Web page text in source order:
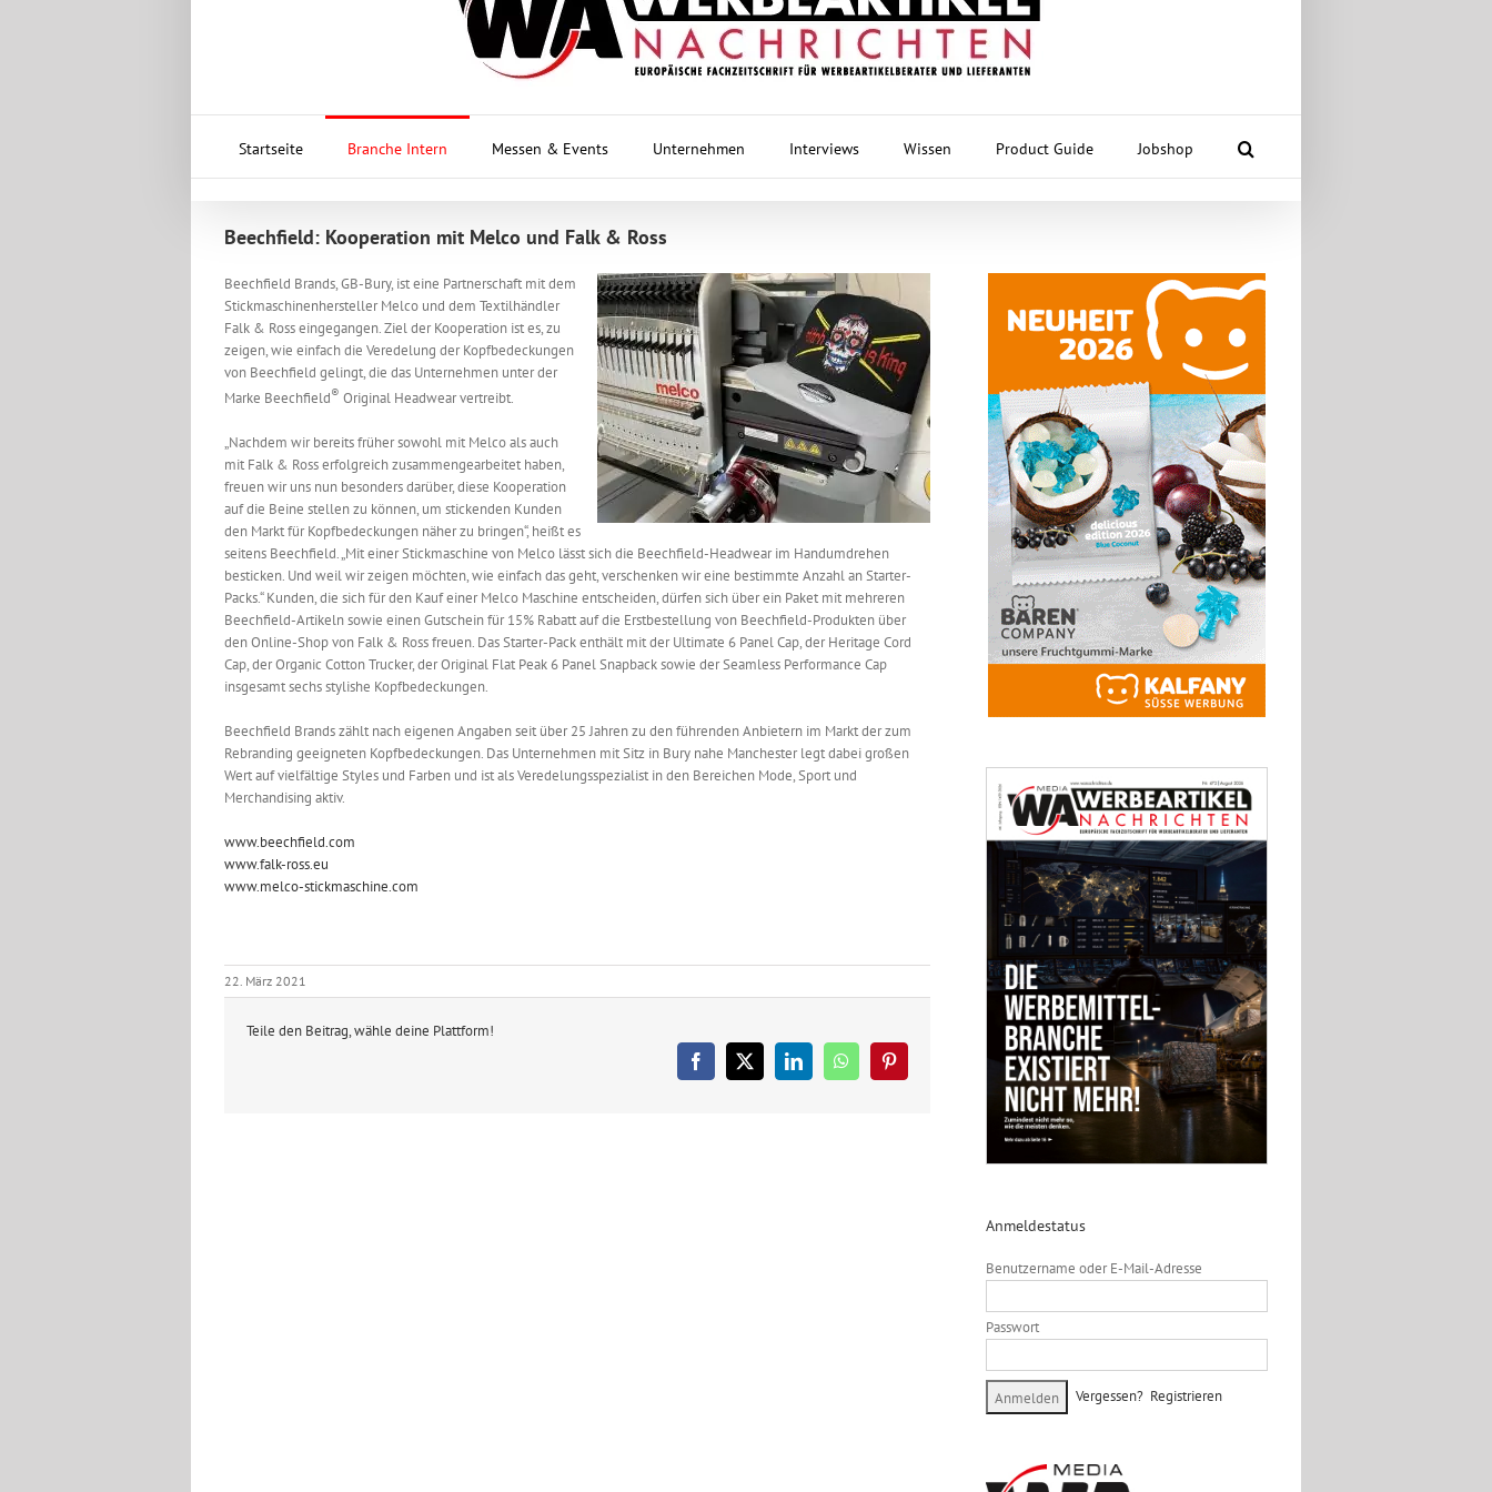
Startseite Branche Intern Messen & Events Unternehmen Interviews Wissen Product Guide Jobshop
Beechfield: Kooperation mit Melco und Falk & Ross
Beechfield Brands, GB-Bury, ist eine Partnerschaft mit dem
Stickmaschinenhersteller Melco und dem Textilhändler
Falk & Ross eingegangen. Ziel der Kooperation ist es, zu
zeigen, wie einfach die Veredelung der Kopfbedeckungen
von Beechfield gelingt, die das Unternehmen unter der
Marke Beechfield® Original Headwear vertreibt.
„Nachdem wir bereits früher sowohl mit Melco als auch
mit Falk & Ross erfolgreich zusammengearbeitet haben,
freuen wir uns nun besonders darüber, diese Kooperation
auf die Beine stellen zu können, um stickenden Kunden
den Markt für Kopfbedeckungen näher zu bringen“, heißt es
seitens Beechfield. „Mit einer Stickmaschine von Melco lässt sich die Beechfield-Headwear im Handumdrehen
besticken. Und weil wir zeigen möchten, wie einfach das geht, verschenken wir eine bestimmte Anzahl an Starter-
Packs.“ Kunden, die sich für den Kauf einer Melco Maschine entscheiden, dürfen sich über ein Paket mit mehreren
Beechfield-Artikeln sowie einen Gutschein für 15% Rabatt auf die Erstbestellung von Beechfield-Produkten über
den Online-Shop von Falk & Ross freuen. Das Starter-Pack enthält mit der Ultimate 6 Panel Cap, der Heritage Cord
Cap, der Organic Cotton Trucker, der Original Flat Peak 6 Panel Snapback sowie der Seamless Performance Cap
insgesamt sechs stylishe Kopfbedeckungen.
Beechfield Brands zählt nach eigenen Angaben seit über 25 Jahren zu den führenden Anbietern im Markt der zum
Rebranding geeigneten Kopfbedeckungen. Das Unternehmen mit Sitz in Bury nahe Manchester legt dabei großen
Wert auf vielfältige Styles und Farben und ist als Veredelungsspezialist in den Bereichen Mode, Sport und
Merchandising aktiv.
www.beechfield.com
www.falk-ross.eu
www.melco-stickmaschine.com
22. März 2021
Teile den Beitrag, wähle deine Plattform!
Facebook
X LinkedInWhatsAppPinterest
Anmeldestatus
Benutzername oder E-Mail-Adresse
Passwort
Vergessen? Registrieren